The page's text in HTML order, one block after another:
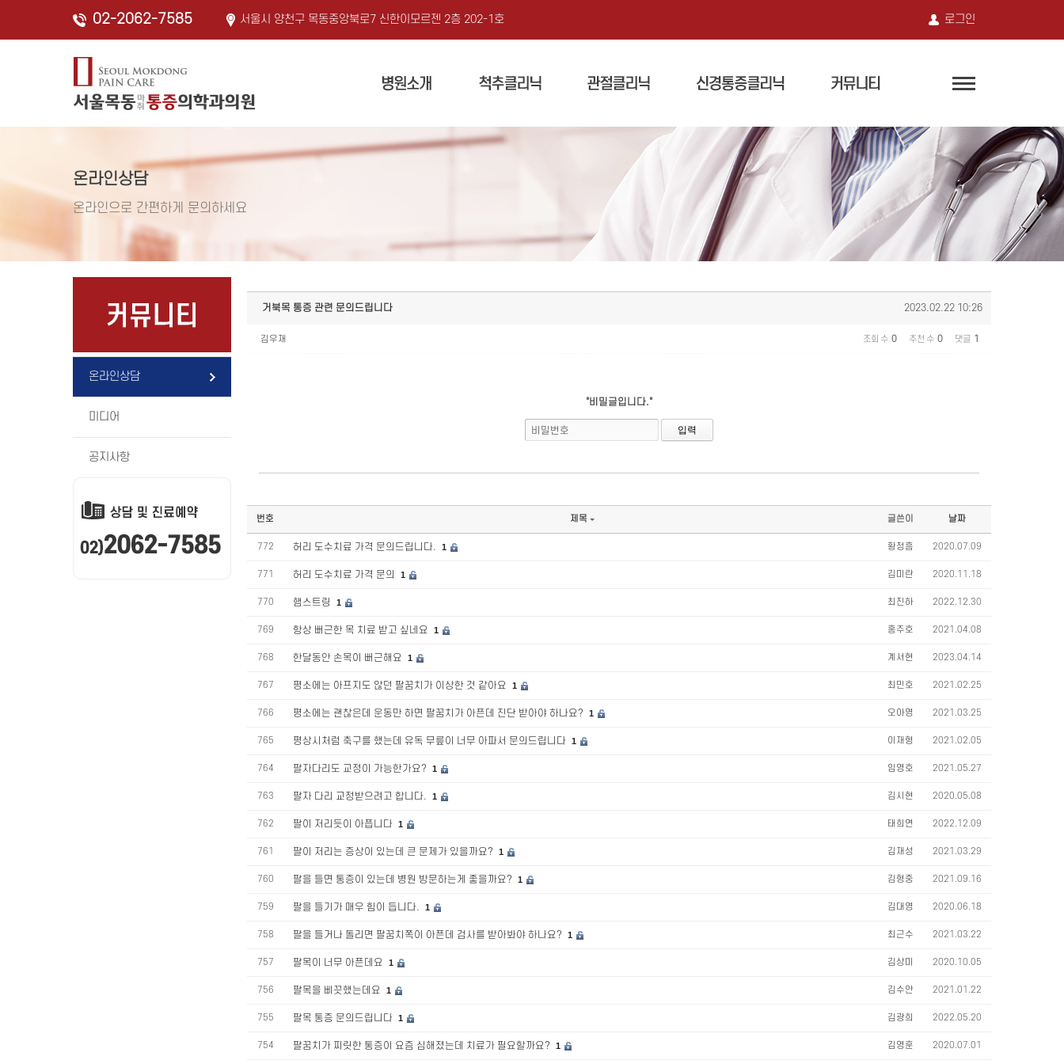
02-2062-7585 서울시 양천구 목동중앙북로7 신한이모르젠 2층 202-1호 로그인
온라인상담
온라인으로 간편하게 문의하세요
온라인상담
미디어
공지사항
2023.02.22 10:26
거북목 통증 관련 문의드립니다
김우재 조회 수 0 추천 수 0 댓글 1
"비밀글입니다."
비밀번호
번호 제목 글쓴이 날짜
772 허리 도수치료 가격 문의드립니다. 1 황정흠 2020.07.09
771 허리 도수치료 가격 문의 1 김미란 2020.11.18
770 햄스트링 1 최진하 2022.12.30
769 항상 뻐근한 목 치료 받고 싶네요 1 홍주호 2021.04.08
768 한달동안 손목이 뻐근해요 1 계서현 2023.04.14
767 평소에는 아프지도 않던 팔꿈치가 이상한 것 같아요 1 최민호 2021.02.25
766 평소에는 괜찮은데 운동만 하면 팔꿈치가 아픈데 진단 받아야 하나요? 1 오아영 2021.03.25
765 평상시처럼 축구를 했는데 유독 무릎이 너무 아파서 문의드립니다 1 이재형 2021.02.05
764 팔자다리도 교정이 가능한가요? 1 임영호 2021.05.27
763 팔자 다리 교정받으려고 합니다. 1 김시현 2020.05.08
762 팔이 저리듯이 아픕니다 1 태희연 2022.12.09
761 팔이 저리는 증상이 있는데 큰 문제가 있을까요? 1 김재성 2021.03.29
760 팔을 들면 통증이 있는데 병원 방문하는게 좋을까요? 1 김형중 2021.09.16
759 팔을 들기가 매우 힘이 듭니다. 1 김대영 2020.06.18
758 팔을 들거나 돌리면 팔꿈치쪽이 아픈데 검사를 받아봐야 하나요? 1 최근수 2021.03.22
757 팔목이 너무 아픈데요 1 김상미 2020.10.05
756 팔목을 삐끗했는데요 1 김수안 2021.01.22
755 팔목 통증 문의드립니다 1 김광희 2022.05.20
754 팔꿈치가 찌릿한 통증이 요즘 심해졌는데 치료가 필요할까요? 1 김영훈 2020.07.01